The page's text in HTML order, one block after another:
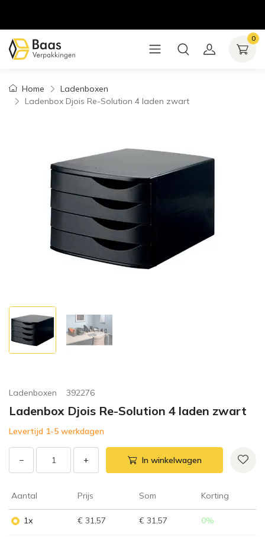
0
Home
Ladenboxen
Ladenbox Djois Re-Solution 4 laden zwart
Ladenboxen 392276
Ladenbox Djois Re-Solution 4 laden zwart
Levertijd 1-5 werkdagen
− + In winkelwagen
Aantal Prijs Som Korting
1x € 31,57 € 31,57 0%